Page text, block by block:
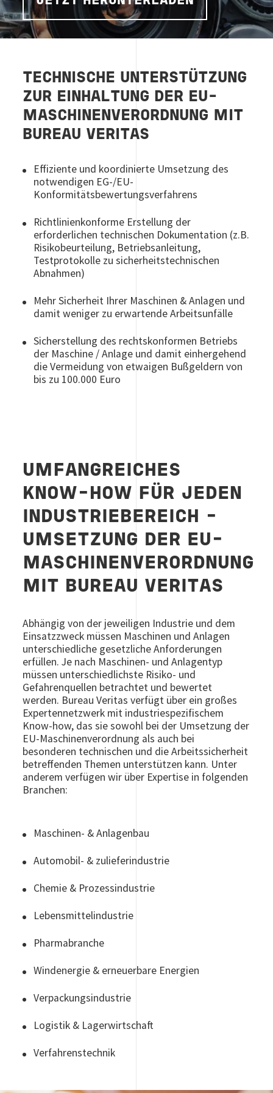
TECHNISCHE UNTERSTÜTZUNG
ZUR EINHALTUNG DER EU-
MASCHINENVERORDNUNG MIT
BUREAU VERITAS
Effiziente und koordinierte Umsetzung des
notwendigen EG-/EU-
Konformitätsbewertungsverfahrens
Richtlinienkonforme Erstellung der
erforderlichen technischen Dokumentation (z.B.
Risikobeurteilung, Betriebsanleitung,
Testprotokolle zu sicherheitstechnischen
Abnahmen)
Mehr Sicherheit Ihrer Maschinen & Anlagen und
damit weniger zu erwartende Arbeitsunfälle
Sicherstellung des rechtskonformen Betriebs
der Maschine / Anlage und damit einhergehend
die Vermeidung von etwaigen Bußgeldern von
bis zu 100.000 Euro
UMFANGREICHES
KNOW-HOW FÜR JEDEN
INDUSTRIEBEREICH –
UMSETZUNG DER EU-
MASCHINENVERORDNUNG
MIT BUREAU VERITAS
Abhängig von der jeweiligen Industrie und dem
Einsatzzweck müssen Maschinen und Anlagen
unterschiedliche gesetzliche Anforderungen
erfüllen. Je nach Maschinen- und Anlagentyp
müssen unterschiedlichste Risiko- und
Gefahrenquellen betrachtet und bewertet
werden. Bureau Veritas verfügt über ein großes
Expertennetzwerk mit industriespezifischem
Know-how, das sie sowohl bei der Umsetzung der
EU-Maschinenverordnung als auch bei
besonderen technischen und die Arbeitssicherheit
betreffenden Themen unterstützen kann. Unter
anderem verfügen wir über Expertise in folgenden
Branchen:
Maschinen- & Anlagenbau
Automobil- & zulieferindustrie
Chemie & Prozessindustrie
Lebensmittelindustrie
Pharmabranche
Windenergie & erneuerbare Energien
Verpackungsindustrie
Logistik & Lagerwirtschaft
Verfahrenstechnik